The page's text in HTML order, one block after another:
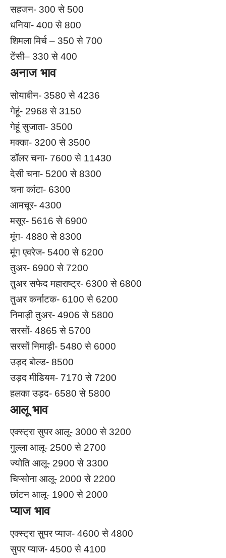
सहजन- 300 से 500
धनिया- 400 से 800
शिमला मिर्च – 350 से 700
टेंसी– 330 से 400
अनाज भाव
सोयाबीन- 3580 से 4236
गेहूं- 2968 से 3150
गेहूं सुजाता- 3500
मक्का- 3200 से 3500
डॉलर चना- 7600 से 11430
देसी चना- 5200 से 8300
चना कांटा- 6300
आमचूर- 4300
मसूर- 5616 से 6900
मूंग- 4880 से 8300
मूंग एवरेज- 5400 से 6200
तुअर- 6900 से 7200
तुअर सफेद महाराष्ट्र- 6300 से 6800
तुअर कर्नाटक- 6100 से 6200
निमाड़ी तुअर- 4906 से 5800
सरसों- 4865 से 5700
सरसों निमाड़ी- 5480 से 6000
उड़द बोल्ड- 8500
उड़द मीडियम- 7170 से 7200
हलका उड़द- 6580 से 5800
आलू भाव
एक्स्ट्रा सुपर आलू- 3000 से 3200
गुल्ला आलू- 2500 से 2700
ज्योति आलू- 2900 से 3300
चिप्सोना आलू- 2000 से 2200
छांटन आलू- 1900 से 2000
प्याज भाव
एक्स्ट्रा सुपर प्याज- 4600 से 4800
सुपर प्याज- 4500 से 4100